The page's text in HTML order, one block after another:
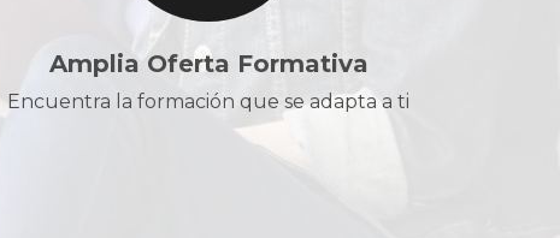
Amplia Oferta Formativa
Encuentra la formación que se adapta a ti